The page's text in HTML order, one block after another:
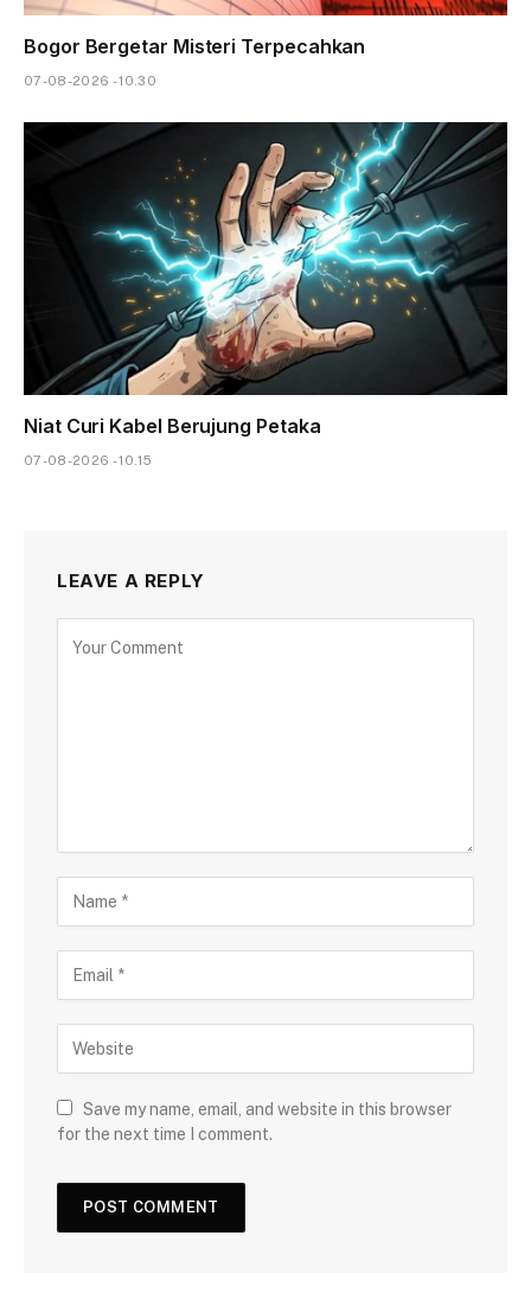
Bogor Bergetar Misteri Terpecahkan
07-08-2026 - 10.30
Niat Curi Kabel Berujung Petaka
07-08-2026 - 10.15
LEAVE A REPLY
Save my name, email, and website in this browser
for the next time I comment.